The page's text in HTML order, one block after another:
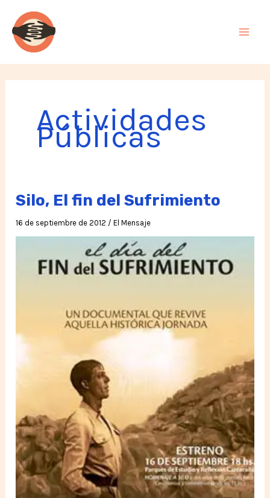
contenido
Actividades
Públicas
Silo, El fin del Sufrimiento
16 de septiembre de 2012 /El Mensaje